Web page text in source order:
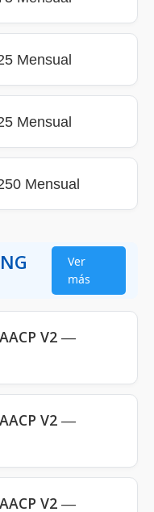
Mensual
Mensual
Mensual
Ver
más
V2 —
V2 —
V2 —